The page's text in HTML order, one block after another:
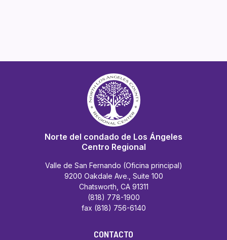
Norte del condado de Los Ángeles
Centro Regional
Valle de San Fernando (Oficina principal)
9200 Oakdale Ave., Suite 100
Chatsworth, CA 91311
(818) 778-1900
fax (818) 756-6140
CONTACTO